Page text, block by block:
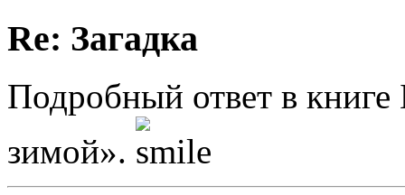
Re: Загадка
Подробный ответ в
зимой».